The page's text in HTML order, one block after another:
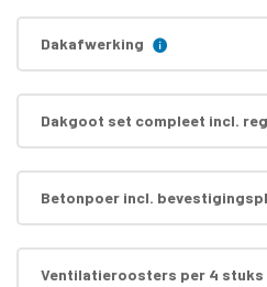
Dakafwerking
Dakgoot set compleet incl.
Betonpoer incl.
Ventilatieroosters per 4 stuks